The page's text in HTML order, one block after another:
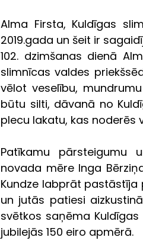
Alma Firsta, Kuldīgas
2019.gada un šeit ir
102. dzimšanas dienā
slimnīcas valdes
vēlot veselību,
būtu silti, dāvanā no
plecu lakatu, kas noderēs
Patīkamu pārsteigumu
novada mēre Inga
Kundze labprāt
un jutās patiesi
svētkos saņēma
jubilejās 150 eiro apmērā.